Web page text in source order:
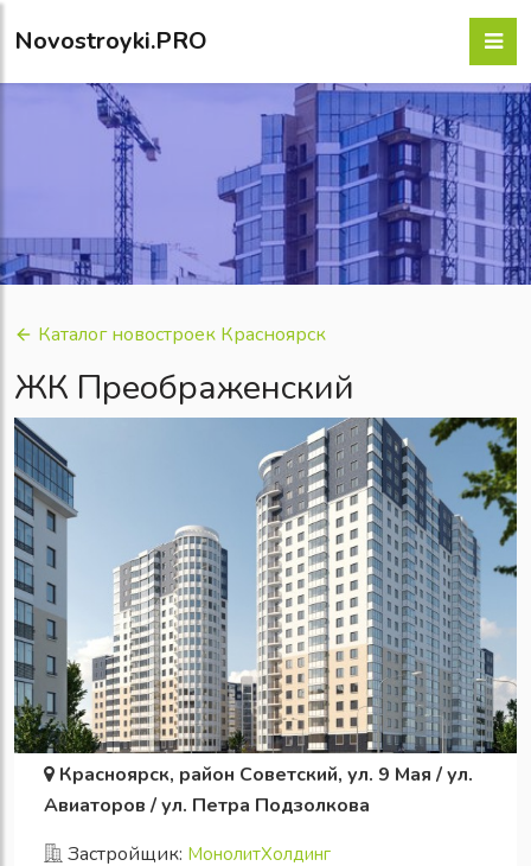
Novostroyki.PRO
Каталог новостроек Красноярск
ЖК Преображенский
Красноярск, район Советский, ул. 9 Мая / ул.
Авиаторов / ул. Петра Подзолкова
Застройщик: МонолитХолдинг